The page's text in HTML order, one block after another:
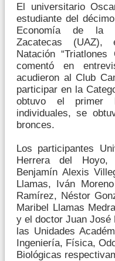
El universitario
estudiante del
Economía de la
Zacatecas (UAZ),
Natación “Triatlones
comentó en
acudieron al Club
participar en la
obtuvo el primer
individuales, se
bronces.
Los participantes
Herrera del Hoyo,
Benjamín Alexis
Llamas, Iván
Ramírez, Néstor
Maribel Llamas
y el doctor Juan José
las Unidades
Ingeniería, Física,
Biológicas